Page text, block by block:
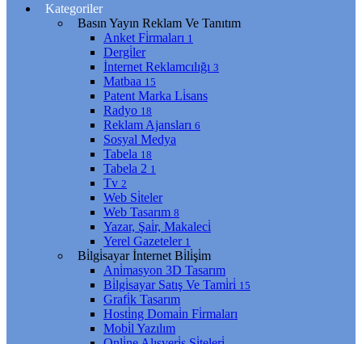
Kategoriler
Basın Yayın Reklam Ve Tanıtım
Anket Fi̇rmaları 1
Dergi̇ler
İnternet Reklamcılığı 3
Matbaa 15
Patent Marka Li̇sans
Radyo 18
Reklam Ajansları 6
Sosyal Medya
Tabela 18
Tabela 2 1
Tv 2
Web Si̇teler
Web Tasarım 8
Yazar, Şai̇r, Makaleci̇
Yerel Gazeteler 1
Bi̇lgi̇sayar İnternet Bi̇li̇şi̇m
Ani̇masyon 3D Tasarım
Bi̇lgi̇sayar Satış Ve Tami̇ri̇ 15
Grafi̇k Tasarım
Hosti̇ng Domai̇n Fi̇rmaları
Mobi̇l Yazılım